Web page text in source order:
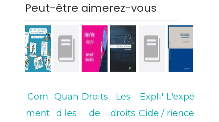
Peut-être aimerez-vous
Com
ment
Quan
d les
Droits
de
Les
droits
Expli'
Cide /
L'expé
rience